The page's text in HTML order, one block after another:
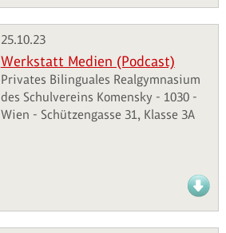
25.10.23
Werkstatt Medien (Podcast)
Privates Bilinguales Realgymnasium
des Schulvereins Komensky - 1030 -
Wien - Schützengasse 31, Klasse 3A